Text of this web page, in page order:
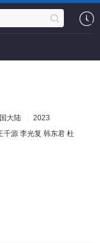
大陆
2023
千源 李光复 韩东君 杜